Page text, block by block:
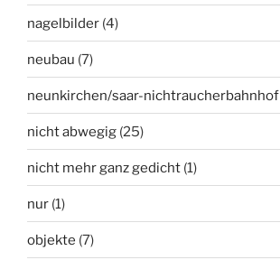
nagelbilder (4)
neubau (7)
neunkirchen/saar-nichtraucherbahnhof
nicht abwegig (25)
nicht mehr ganz gedicht (1)
nur (1)
objekte (7)